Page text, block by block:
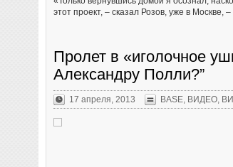
этот проект, – сказал Розов, уже в Москве,
Пролет в «иголочное
Александру Полли?”
17 апреля, 2013 BASE, ВИДЕО,